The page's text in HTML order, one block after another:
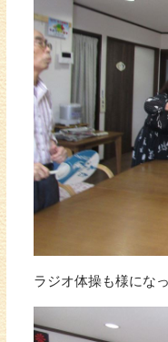
ラジオ体操も様にな